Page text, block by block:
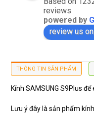
reviews
powered by G
review us on
THÔNG TIN SẢN PHẨM
Kính SAMSUNG S9Plus
Lưu ý đây là sản phẩm